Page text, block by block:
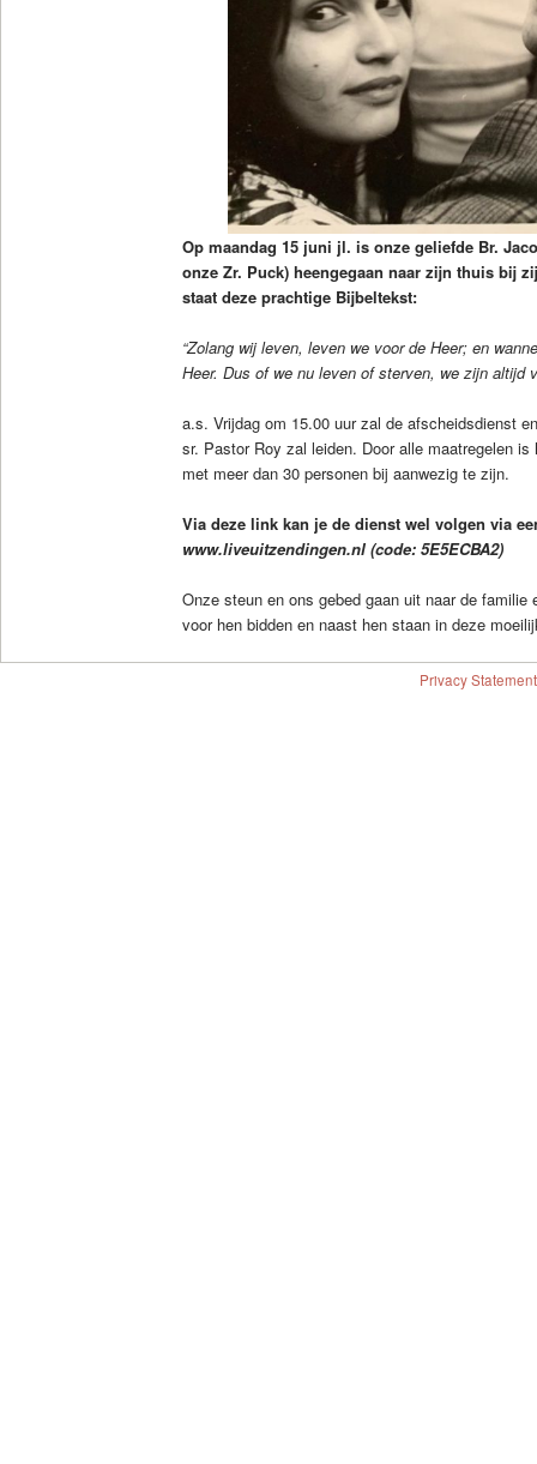
Op maandag 15 juni jl. is onze geliefde Br.
onze Zr. Puck) heengegaan naar zijn thuis bij
staat deze prachtige Bijbeltekst:
“Zolang wij leven, leven we voor de Heer; en
Heer. Dus of we nu leven of sterven, we zijn altijd
a.s. Vrijdag om 15.00 uur zal de afscheidsdienst
sr. Pastor Roy zal leiden. Door alle maatregelen
met meer dan 30 personen bij aanwezig te zijn.
Via deze link kan je de dienst wel volgen via
www.liveuitzendingen.nl (code: 5E5ECBA2)
Onze steun en ons gebed gaan uit naar de familie
voor hen bidden en naast hen staan in deze
Privacy Statement